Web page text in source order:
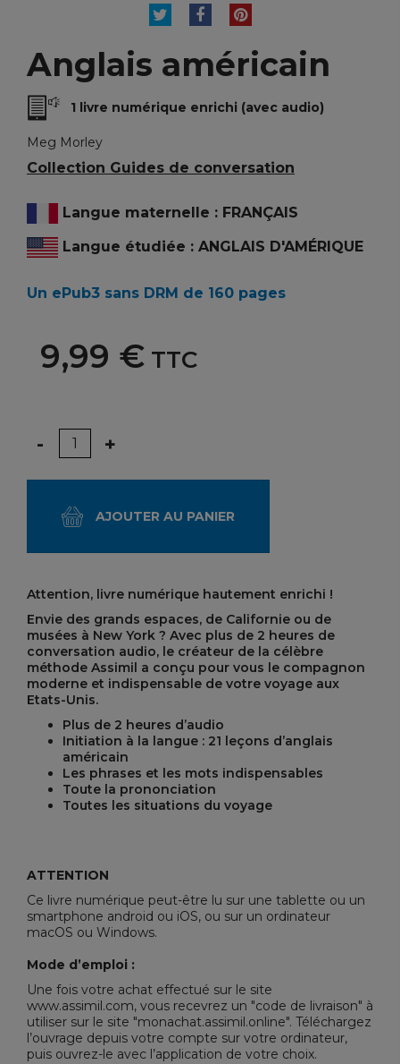
TWEETPARTAGERPINTEREST
Anglais américain
1 livre numérique enrichi (avec audio)
Meg Morley
Collection Guides de conversation
Langue maternelle : FRANÇAIS
Langue étudiée : ANGLAIS D'AMÉRIQUE
Un ePub3 sans DRM de 160 pages
9,99 € TTC
Quantité
- +
AJOUTER AU PANIER
Attention, livre numérique hautement enrichi !
Envie des grands espaces, de Californie ou de
musées à New York ? Avec plus de 2 heures de
conversation audio, le créateur de la célèbre
méthode Assimil a conçu pour vous le compagnon
moderne et indispensable de votre voyage aux
Etats-Unis.
Plus de 2 heures d’audio
Initiation à la langue : 21 leçons d’anglais
américain
Les phrases et les mots indispensables
Toute la prononciation
Toutes les situations du voyage
ATTENTION
Ce livre numérique peut-être lu sur une tablette ou un
smartphone android ou iOS, ou sur un ordinateur
macOS ou Windows.
Mode d’emploi :
Une fois votre achat effectué sur le site
www.assimil.com, vous recevrez un "code de livraison" à
utiliser sur le site "monachat.assimil.online". Téléchargez
l’ouvrage depuis votre compte sur votre ordinateur,
puis ouvrez-le avec l’application de votre choix.